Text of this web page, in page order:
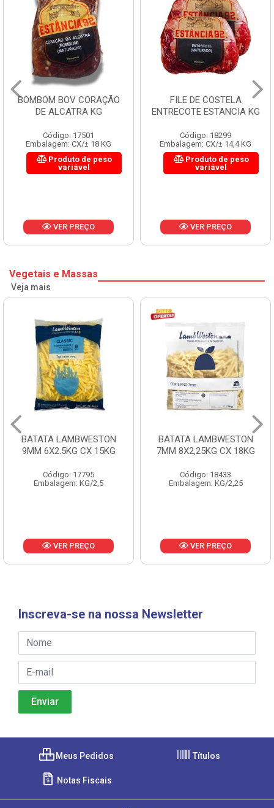
BOMBOM BOV CORAÇÃO
DE ALCATRA KG
Código: 17501
Embalagem: CX/± 18 KG
Produto de peso
variável
VER PREÇO
FILE DE COSTELA
ENTRECOTE ESTANCIA KG
Código: 18299
Embalagem: CX/± 14,4 KG
Produto de peso
variável
VER PREÇO
Vegetais e Massas
Veja mais
BATATA LAMBWESTON
9MM 6X2.5KG CX 15KG
Código: 17795
Embalagem: KG/2,5
VER PREÇO
BATATA LAMBWESTON
7MM 8X2,25KG CX 18KG
Código: 18433
Embalagem: KG/2,25
VER PREÇO
Inscreva-se na nossa Newsletter
Meus Pedidos Títulos
Notas Fiscais